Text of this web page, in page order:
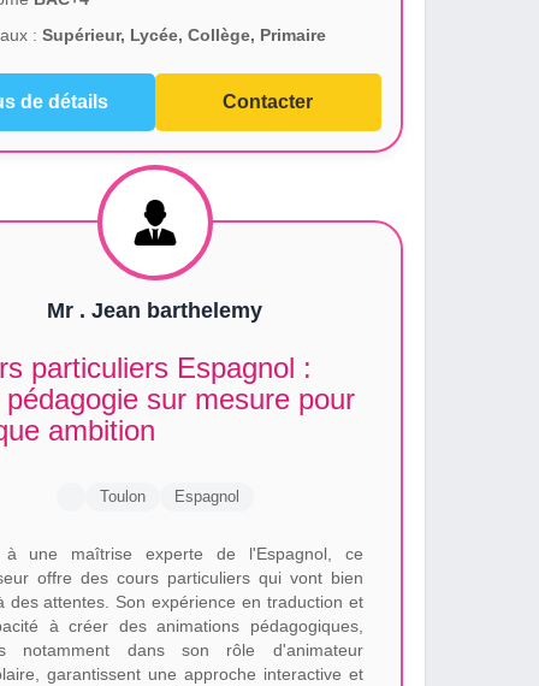
: Supérieur, Lycée, Collège, Primaire
de détails Contacter
Mr . Jean barthelemy
particuliers Espagnol :
pédagogie sur mesure pour
ambition
Toulon Espagnol
à une maîtrise experte de l'Espagnol, ce
offre des cours particuliers qui vont bien
des attentes. Son expérience en traduction et
à créer des animations pédagogiques,
notamment dans son rôle d'animateur
garantissent une approche interactive et